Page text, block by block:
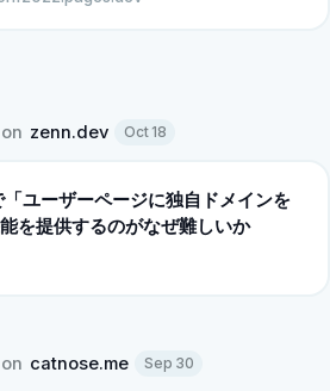
zenn.dev Oct 18
ユーザーページに独自ドメインを
を提供するのがなぜ難しいか
catnose.me Sep 30